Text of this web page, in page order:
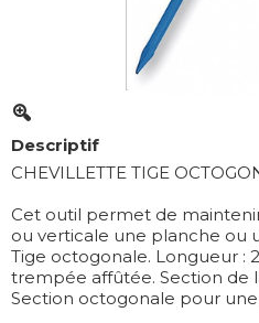
Descriptif
CHEVILLETTE TIGE
Cet outil permet de
ou verticale une planche ou
Tige octogonale. Longueur :
trempée affûtée. Section de
Section octogonale pour